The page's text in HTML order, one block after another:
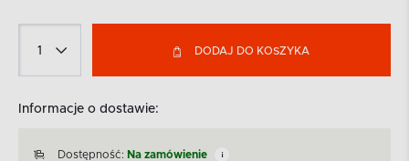
DODAJ DO KOSZYKA
Informacje o dostawie:
Dostępność: Na zamówienie